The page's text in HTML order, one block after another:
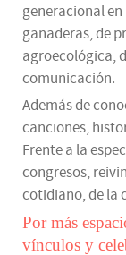
generacional
ganaderas, de
agroecológica,
comunicación.
Además de
canciones,
Frente a la
congresos,
cotidiano, de la
Por más
vínculos y